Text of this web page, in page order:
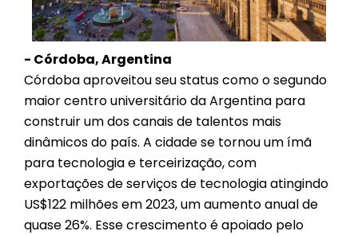
- Córdoba, Argentina
Córdoba aproveitou seu status como o segundo
maior centro universitário da Argentina para
construir um dos canais de talentos mais
dinâmicos do país. A cidade se tornou um ímã
para tecnologia e terceirização, com
exportações de serviços de tecnologia atingindo
US$122 milhões em 2023, um aumento anual de
quase 26%. Esse crescimento é apoiado pelo